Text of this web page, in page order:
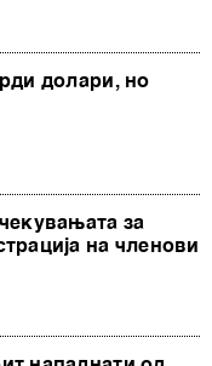
долари, но
за
на членови